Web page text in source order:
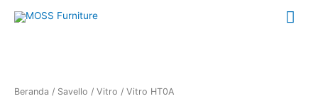
Beranda / Savello / Vitro / Vitro HT0A
HT0A